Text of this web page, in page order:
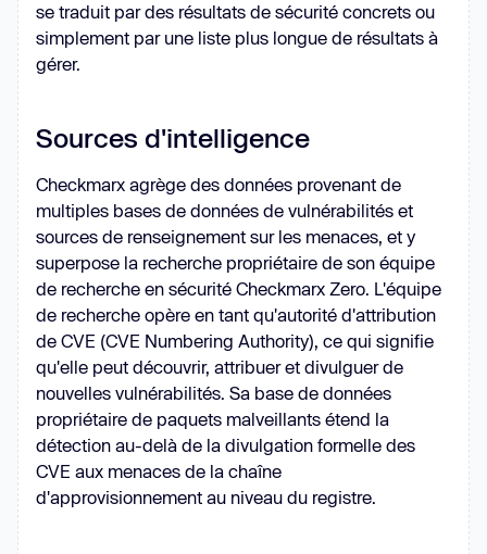
se traduit par des résultats de sécurité concrets ou
simplement par une liste plus longue de résultats à
gérer.
Sources d'intelligence
Checkmarx agrège des données provenant de
multiples bases de données de vulnérabilités et
sources de renseignement sur les menaces, et y
superpose la recherche propriétaire de son équipe
de recherche en sécurité Checkmarx Zero. L'équipe
de recherche opère en tant qu'autorité d'attribution
de CVE (CVE Numbering Authority), ce qui signifie
qu'elle peut découvrir, attribuer et divulguer de
nouvelles vulnérabilités. Sa base de données
propriétaire de paquets malveillants étend la
détection au-delà de la divulgation formelle des
CVE aux menaces de la chaîne
d'approvisionnement au niveau du registre.